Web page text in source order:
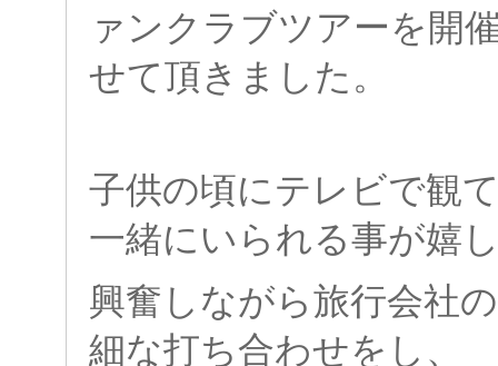
ァンクラブツアーを開
せて頂きました。
子供の頃にテレビで観
一緒にいられる事が嬉
興奮しながら旅行会社
細な打ち合わせをし、